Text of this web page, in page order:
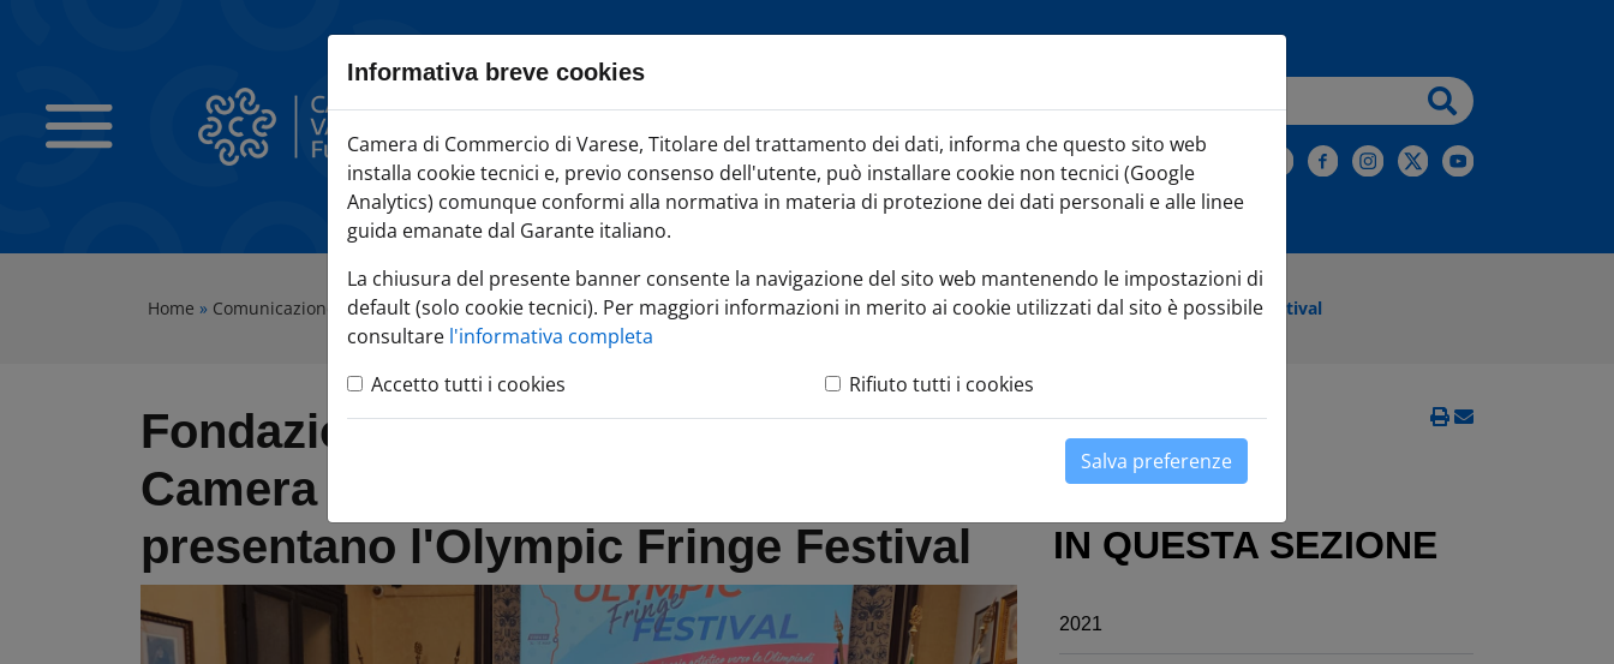
Vai al sezione Percorso briciole di pane
Vai al Contenuto principale della pagina
Vai alla sezione dedicata alle informazioni correlate via TAG
Vai al footer
Camera di Commercio Varese
Iscriviti alla Newsletter
Home » Comunicazione »Tutte le notizie»Fondazione Varese Welcome e Camera di Commercio di Varese presentano l'Olympic Fringe Festival
Fondazione Varese Welcome e
Camera di Commercio di Varese
presentano l'Olympic Fringe Festival
IN QUESTA SEZIONE
2021
Informativa breve cookies
Camera di Commercio di Varese, Titolare del trattamento dei dati, informa che questo sito web
installa cookie tecnici e, previo consenso dell'utente, può installare cookie non tecnici (Google
Analytics) comunque conformi alla normativa in materia di protezione dei dati personali e alle linee
guida emanate dal Garante italiano.
La chiusura del presente banner consente la navigazione del sito web mantenendo le impostazioni di
default (solo cookie tecnici). Per maggiori informazioni in merito ai cookie utilizzati dal sito è possibile
consultare l'informativa completa
Accetto tutti i cookies
Rifiuto tutti i cookies
Salva preferenze